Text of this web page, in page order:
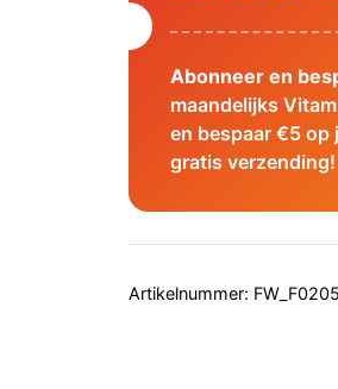
Abonneer en
maandelijks
en bespaar €5 op
gratis verzending!
Artikelnummer: FW_F0205